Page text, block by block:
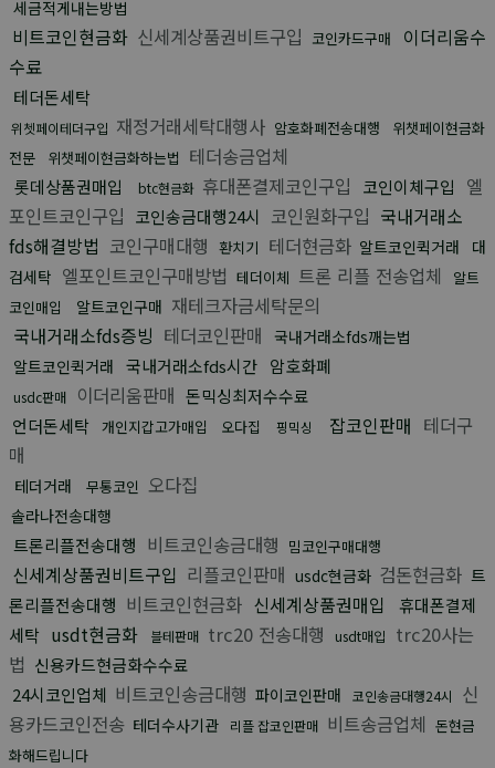
세금적게내는방법
비트코인현금화 신세계상품권비트구입 코인카드구매
이더리움수
수료
테더돈세탁
위쳇페이테더구입 재정거래세탁대행사 암호화폐전송대행
위챗페이현금화
전문
위챗페이현금화하는법 테더송금업체
롯데상품권매입 btc현금화 휴대폰결제코인구입 코인이체구입
엘
포인트코인구입 코인송금대행24시 코인원화구입 국내거래소
fds해결방법 코인구매대행 환치기 테더현금화 알트코인퀵거래
대
검세탁 엘포인트코인구매방법 테더이체 트론 리플 전송업체
알트
코인매입
알트코인구매 재테크자금세탁문의
국내거래소fds증빙 테더코인판매 국내거래소fds깨는법
알트코인퀵거래 국내거래소fds시간 암호화폐
usdc판매 이더리움판매 돈믹싱최저수수료
언더돈세탁
개인지갑고가매입 오다집 핑믹싱 잡코인판매 테더구
매
테더거래 무통코인 오다집
솔라나전송대행
트론리플전송대행 비트코인송금대행 밈코인구매대행
신세계상품권비트구입 리플코인판매 usdc현금화 검돈현금화 트
론리플전송대행 비트코인현금화 신세계상품권매입
휴대폰결제
세탁 usdt현금화 블테판매 trc20 전송대행 usdt매입
trc20사는
법 신용카드현금화수수료
24시코인업체 비트코인송금대행 파이코인판매 코인송금대행24시
신
용카드코인전송 테더수사기관 리플 잡코인판매 비트송금업체 돈현금
화해드립니다